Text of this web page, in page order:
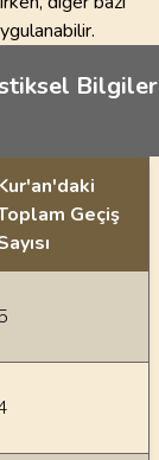
Bilgiler
Geçiş